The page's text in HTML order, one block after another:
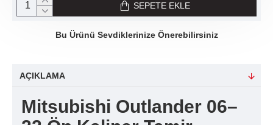
SEPETE EKLE
Bu Ürünü Sevdiklerinize Önerebilirsiniz
AÇIKLAMA
Mitsubishi Outlander 06–